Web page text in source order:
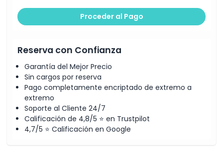
Proceder al Pago
Reserva con Confianza
Garantía del Mejor Precio
Sin cargos por reserva
Pago completamente encriptado de extremo a
extremo
Soporte al Cliente 24/7
Calificación de 4,8/5 ⭐ en Trustpilot
4,7/5 ⭐ Calificación en Google